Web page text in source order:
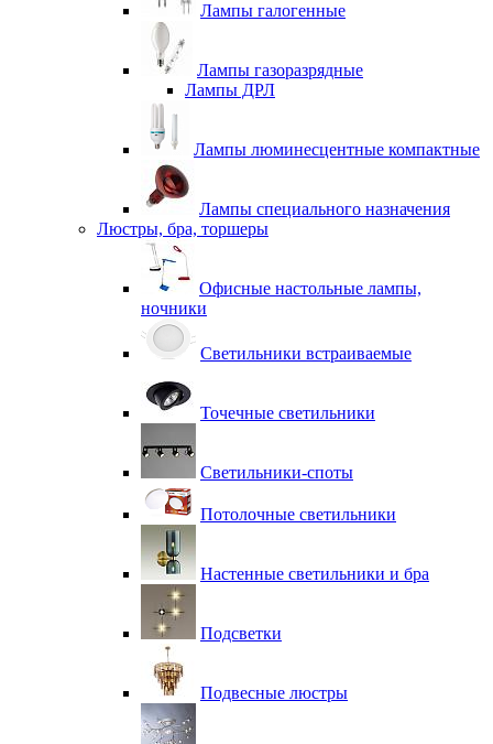
Лампы галогенные
Лампы газоразрядные
Лампы ДРЛ
Лампы люминесцентные компактные
Лампы специального назначения
Люстры, бра, торшеры
Офисные настольные лампы,
ночники
Светильники встраиваемые
Точечные светильники
Светильники-споты
Потолочные светильники
Настенные светильники и бра
Подсветки
Подвесные люстры